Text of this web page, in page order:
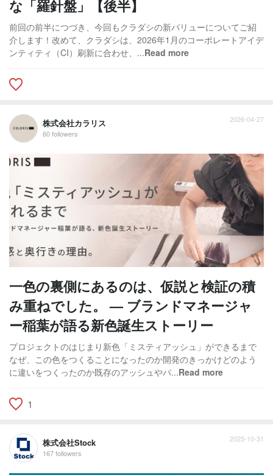
な「羅針盤」【後半】
前回の前半につづき、今回もクラダシの新バリューについてご紹
介します！改めて、クラダシは、2026年1月のコーポレートアイデ
ンティティ（CI）刷新に合わせ、...Read more
株式会社カラリス
60 followers
2026-04-27
一色の裏側にあるのは、仮説と検証の積
み重ねでした。 — ブランドマネージャ
ー稲葉が語る新色誕生ストーリー
プロジェクトのはじまり新色「ミスティアッシュ」ができるまで
なぜ、この色をつくることになったのか開発のきっかけどのよう
に違いをつくったのか既存のアッシュやパ...Read more
1
株式会社Stock
167 followers
2025-10-31